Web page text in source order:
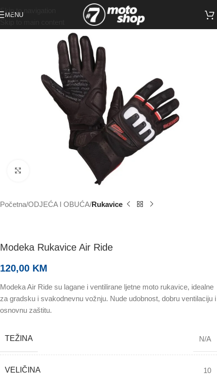
Skip to navigation
MENU
Početna ODJEĆA I OBUĆA Rukavice
Modeka Rukavice Air Ride
120,00 KM
Modeka Air Ride su lagane i ventilirane ljetne moto rukavice, idealne
za gradsku i svakodnevnu vožnju. Nude udobnost, dobru ventilaciju i
osnovnu zaštitu.
TEŽINA N/A
VELIČINA 10